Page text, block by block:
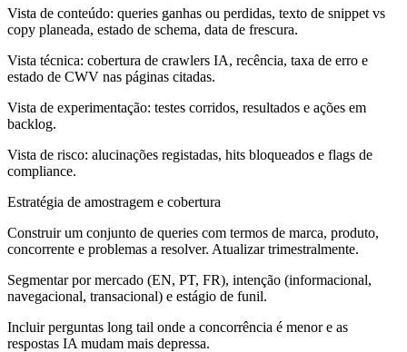
Vista de conteúdo: queries ganhas ou perdidas, texto de snippet vs
copy planeada, estado de schema, data de frescura.
Vista técnica: cobertura de crawlers IA, recência, taxa de erro e
estado de CWV nas páginas citadas.
Vista de experimentação: testes corridos, resultados e ações em
backlog.
Vista de risco: alucinações registadas, hits bloqueados e flags de
compliance.
Estratégia de amostragem e cobertura
Construir um conjunto de queries com termos de marca, produto,
concorrente e problemas a resolver. Atualizar trimestralmente.
Segmentar por mercado (EN, PT, FR), intenção (informacional,
navegacional, transacional) e estágio de funil.
Incluir perguntas long tail onde a concorrência é menor e as
respostas IA mudam mais depressa.